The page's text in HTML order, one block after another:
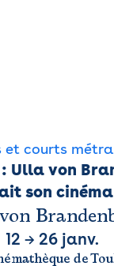
et courts
: Ulla von
son cinéma
12 → 26 janv.
de